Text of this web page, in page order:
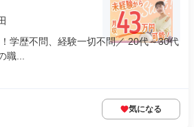
学歴不問、経験一切不問／ 20代～30代
職...
気になる